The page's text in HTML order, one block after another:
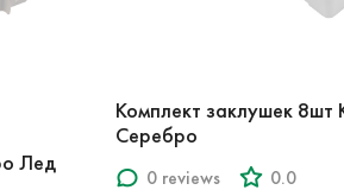
Лед
Комплект заклушек 8шт
Серебро
0 reviews 0.0